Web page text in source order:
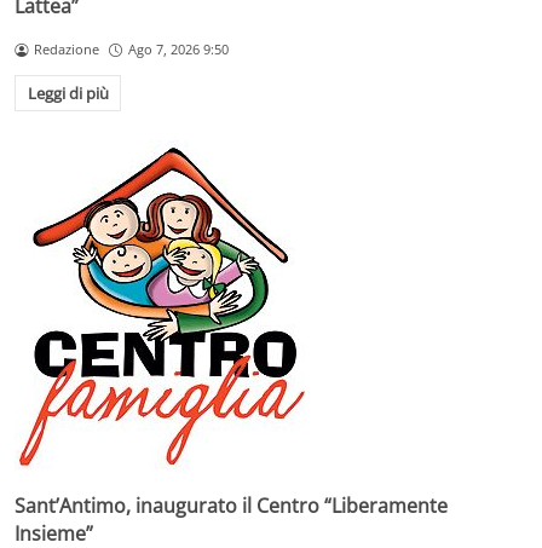
Lattea”
Redazione Ago 7, 2026 9:50
Leggi di più
Sant’Antimo, inaugurato il Centro “Liberamente
Insieme”